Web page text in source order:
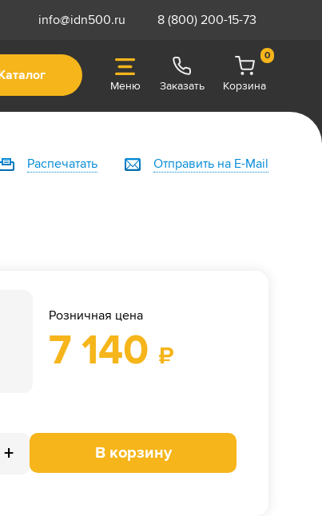
info@idn500.ru 8 (800) 200-15-73
Меню Заказать
0
Корзина
Распечатать Отправить на E-Mail
Розничная цена
7 140 ₽
+ В корзину